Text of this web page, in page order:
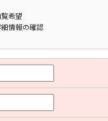
覧希望
情報の確認